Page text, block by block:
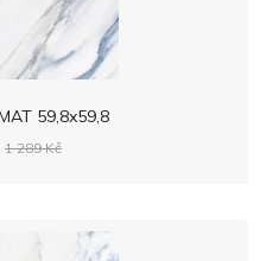
59,8x59,8
1 289 Kč